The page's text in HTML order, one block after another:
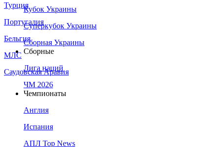
Турция
Португалия
Бельгия
МЛС
Саудовская Аравия
Кубок Украины
Суперкубок Украины
Сборная Украины
Сборные
Лига наций
ЧМ 2026
Чемпионаты
Англия
Испания
АПЛ Top News